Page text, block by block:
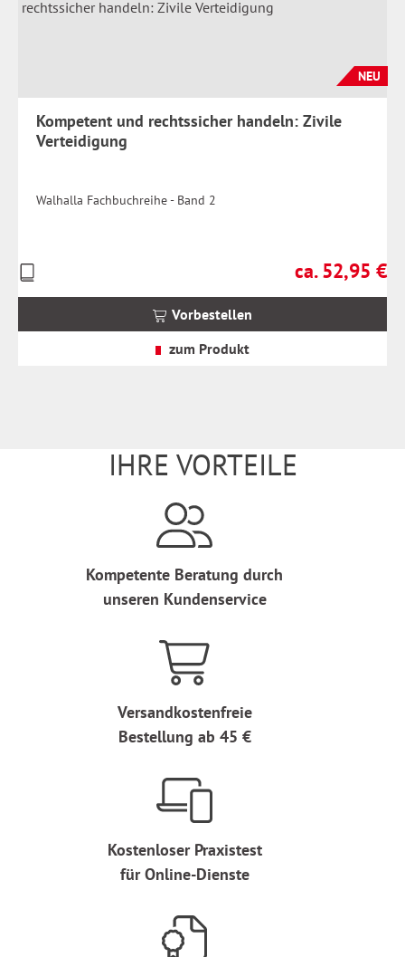
NEU
Kompetent und rechtssicher handeln: Zivile
Verteidigung
Walhalla Fachbuchreihe - Band 2
Regulärer Preis:
ca. 52,95 €
Preise
inkl.
Vorbestellen
zum Produkt
IHRE VORTEILE
Kompetente Beratung durch
unseren Kundenservice
Versandkostenfreie
Bestellung ab 45 €
Kostenloser Praxistest
für Online-Dienste